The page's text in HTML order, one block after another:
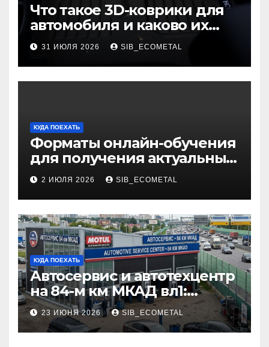
Что такое 3D-коврики для
автомобиля и каково их
основное назначение
31 ИЮЛЯ 2026 SIB_ECOMETAL
КУДА ПОЕХАТЬ
Форматы онлайн-обучения
для получения актуальных
профессий
2 ИЮЛЯ 2026 SIB_ECOMETAL
КУДА ПОЕХАТЬ
Автосервис и автотехцентр
на 84-м км МКАД вл1:
описание услуг и режим
работы
23 ИЮНЯ 2026 SIB_ECOMETAL